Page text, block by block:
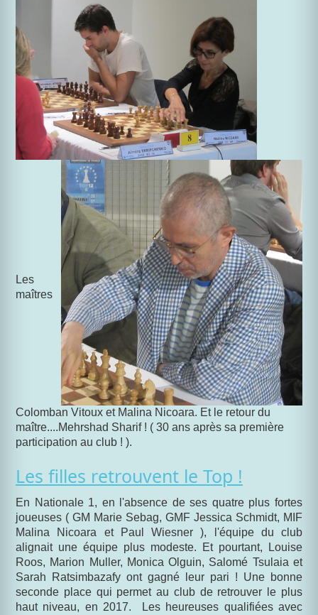
Les
maîtres
Colomban Vitoux et Malina Nicoara. Et le retour du
maître....Mehrshad Sharif ! ( 30 ans après sa première
participation au club ! ).
Les filles retrouvent le Top !
En Nationale 1, en l'absence de ses quatre plus fortes
joueuses ( GM Marie Sebag, GMF Jessica Schmidt, MIF
Malina Nicoara et Paul Wiesner ), l'équipe du club
alignait une équipe plus modeste. Et pourtant, Louise
Roos, Marion Muller, Monica Olguin, Salomé Tsulaia et
Sarah Ratsimbazafy ont gagné leur pari ! Une bonne
seconde place qui permet au club de retrouver le plus
haut niveau, en 2017. Les heureuses qualifiées avec